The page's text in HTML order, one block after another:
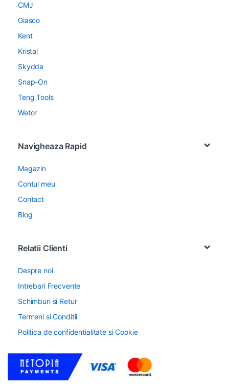
CMJ
Giasco
Kent
Kristal
Skydda
Snap-On
Teng Tools
Wetor
Navigheaza Rapid
Magazin
Contul meu
Contact
Blog
Relatii Clienti
Despre noi
Intrebari Frecvente
Schimburi si Retur
Termeni si Conditii
Politica de confidentialitate si Cookie